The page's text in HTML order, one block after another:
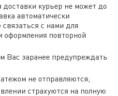
доставки курьер не может до
автоматически
с нами для
оформления повторной
Вас заранее предупреждать
не отправляются;
страхуются на полную